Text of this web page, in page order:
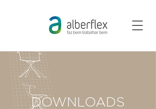
DOWNLOADS